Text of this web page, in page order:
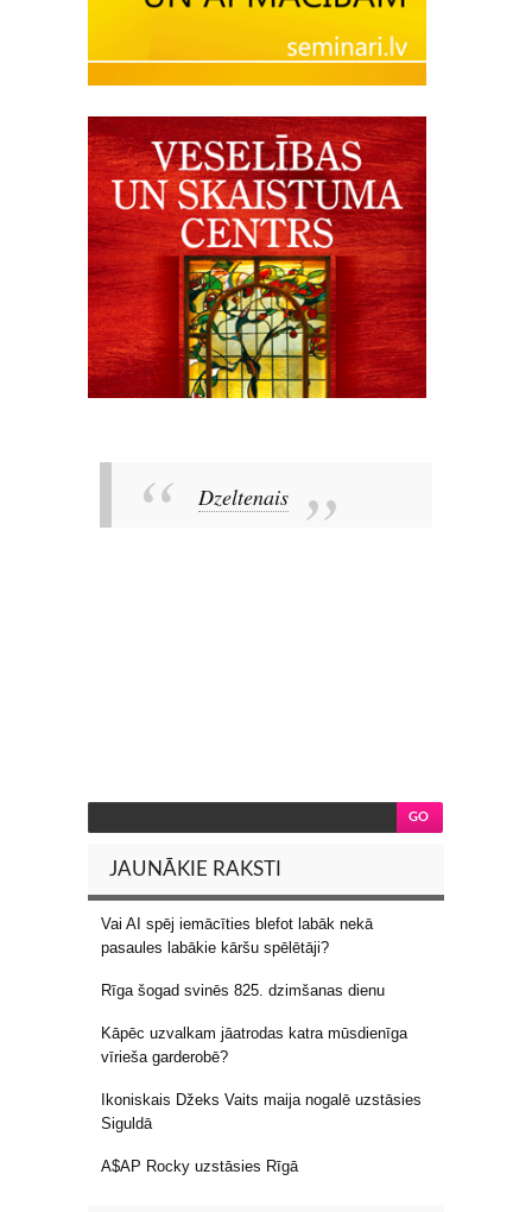
Dzeltenais
JAUNĀKIE RAKSTI
Vai AI spēj iemācīties blefot labāk nekā
pasaules labākie kāršu spēlētāji?
Rīga šogad svinēs 825. dzimšanas dienu
Kāpēc uzvalkam jāatrodas katra mūsdienīga
vīrieša garderobē?
Ikoniskais Džeks Vaits maija nogalē uzstāsies
Siguldā
A$AP Rocky uzstāsies Rīgā